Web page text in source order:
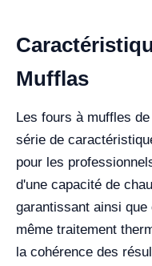
Mufflas
Les fours à muffles
série de
pour les
d'une capacité de
garantissant ainsi
même traitement
la cohérence des